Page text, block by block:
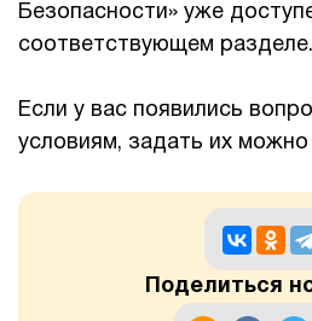
Безопасности» уже
соответствующем разделе.
Если у вас появились
условиям, задать их можно
Поделиться